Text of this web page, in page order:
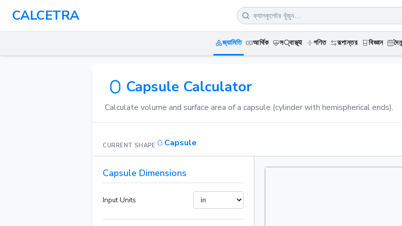
CALCETRA
জ্যামিতি আর্থিক স्বাস্থ্य গণিত রূপান্তর বিজ্ঞান
Capsule Calculator
Calculate volume and surface area of a capsule (cylinder with hemispherical ends).
CURRENT SHAPE Capsule
Capsule Dimensions
Input Units